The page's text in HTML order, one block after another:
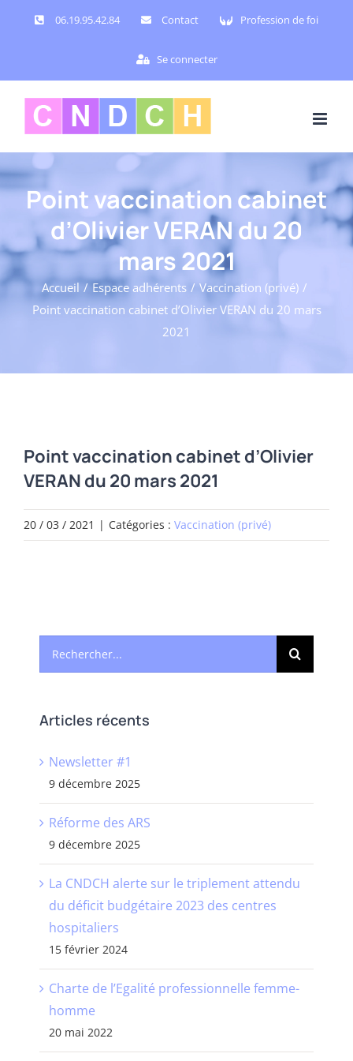
06.19.95.42.84 Contact Profession de foi
Se connecter
Point vaccination cabinet
d’Olivier VERAN du 20
mars 2021
Accueil Espace adhérents
Vaccination (privé)
Point vaccination cabinet d’Olivier VERAN du 20 mars
2021
Point vaccination cabinet d’Olivier
VERAN du 20 mars 2021
20 / 03 / 2021 | Catégories : Vaccination (privé)
Rechercher:
Articles récents
Newsletter #1
9 décembre 2025
Réforme des ARS
9 décembre 2025
La CNDCH alerte sur le triplement attendu
du déficit budgétaire 2023 des centres
hospitaliers
15 février 2024
Charte de l’Egalité professionnelle femme-
homme
20 mai 2022